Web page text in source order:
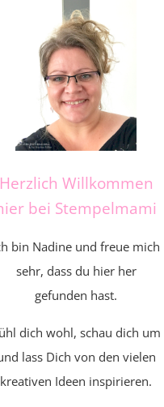
Herzlich Willkommen
bei Stempelmami
bin Nadine und freue mich
sehr, dass du hier her
gefunden hast.
dich wohl, schau dich um
lass Dich von den vielen
kreativen Ideen inspirieren.